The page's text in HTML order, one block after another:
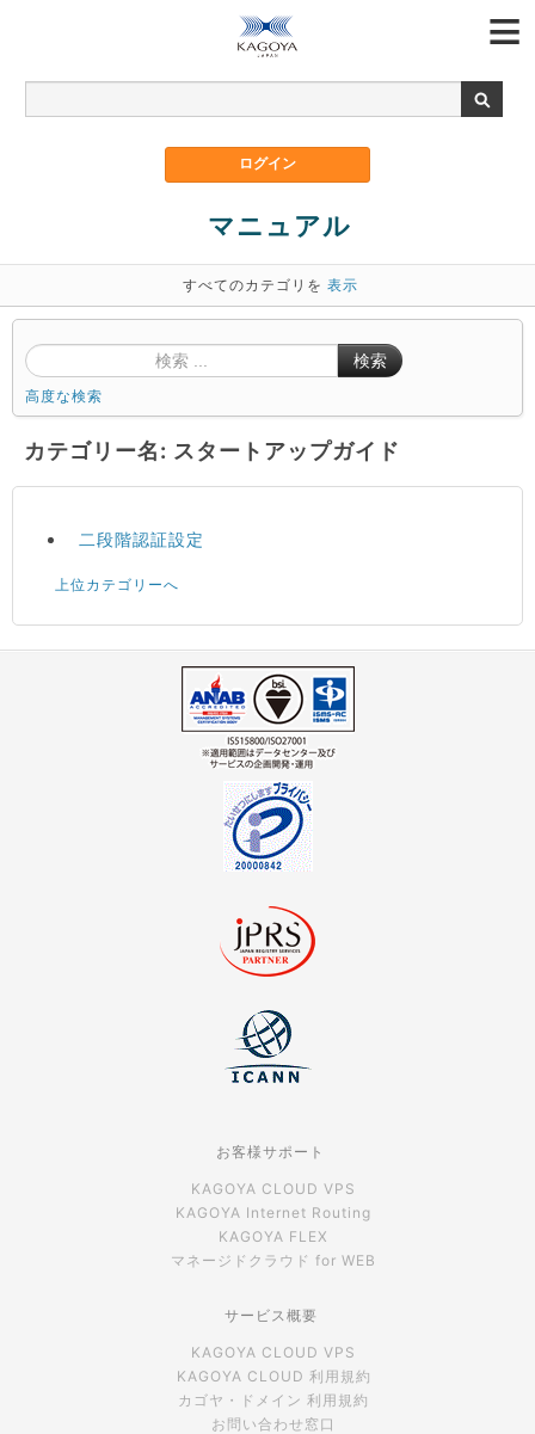
マニュアル
すべてのカテゴリを 表示
検索
高度な検索
カテゴリー名: スタートアップガイド
二段階認証設定
上位カテゴリーへ
お客様サポート
KAGOYA CLOUD VPS
KAGOYA Internet Routing
KAGOYA FLEX
マネージドクラウド for WEB
サービス概要
KAGOYA CLOUD VPS
KAGOYA CLOUD 利用規約
カゴヤ・ドメイン 利用規約
お問い合わせ窓口